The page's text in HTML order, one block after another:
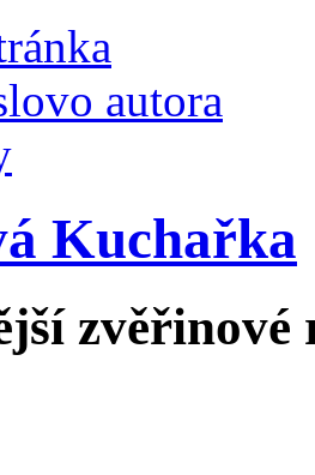
autora
Kuchařka
zvěřinové